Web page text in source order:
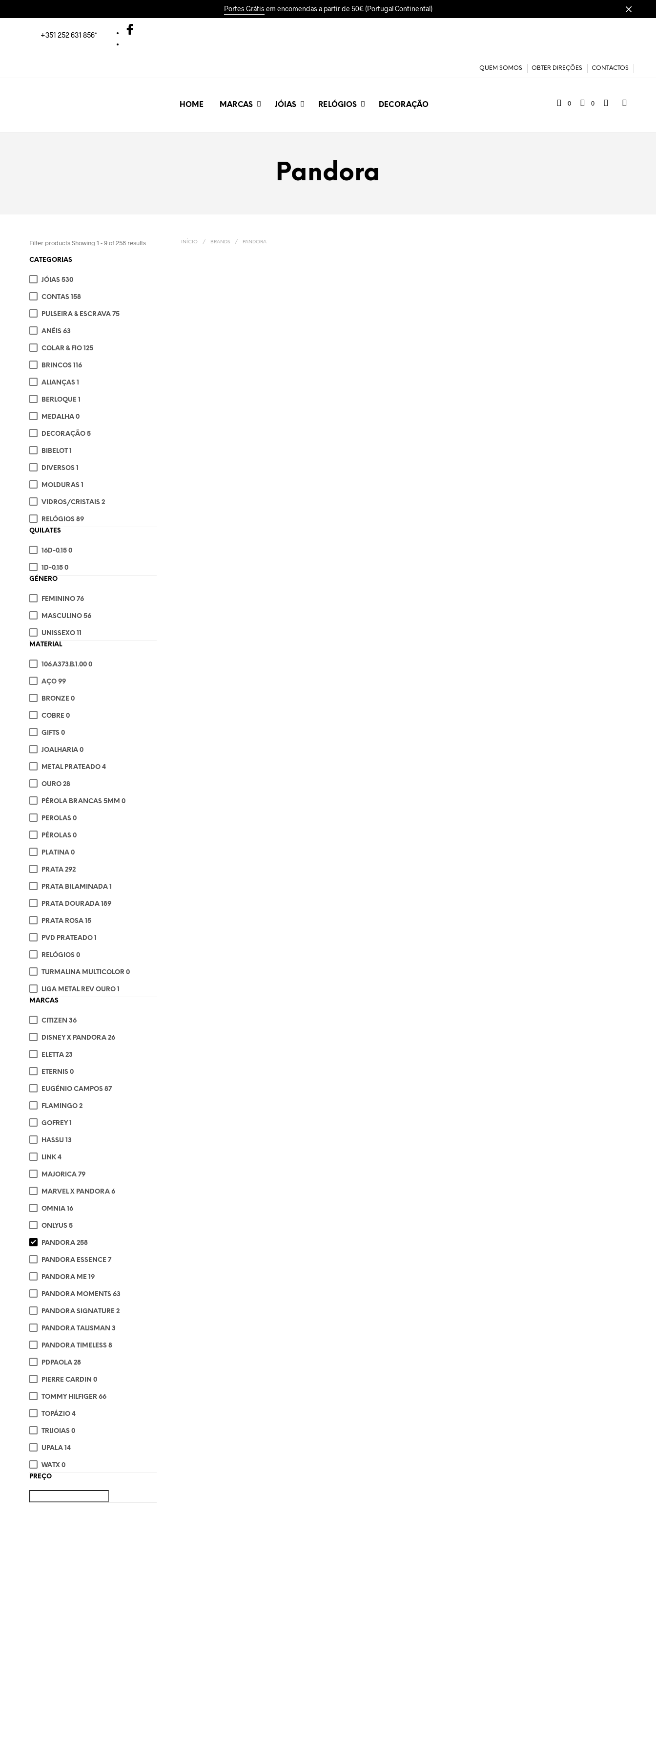
Portes Grátisem encomendas a partir de 50€ (Portugal Continental)
+351 252 631 856*
QUEM SOMOS OBTER DIREÇÕES CONTACTOS
HOME MARCAS JÓIAS RELÓGIOS DECORAÇÃO 0 0
Pandora
Filter productsShowing 1 - 9 of 258 results
CATEGORIAS
JÓIAS 530
CONTAS 158
PULSEIRA & ESCRAVA 75
ANÉIS 63
COLAR & FIO 125
BRINCOS 116
ALIANÇAS
BERLOQUE
MEDALHA 0
DECORAÇÃO 5
BIBELOT
DIVERSOS
MOLDURAS
VIDROS/CRISTAIS 2
RELÓGIOS 89
QUILATES
16D-0.15 0
1D-0.15 0
GÉNERO
FEMININO 76
MASCULINO 56
UNISSEXO
MATERIAL
106.A373.B.1.00 0
AÇO 99
BRONZE 0
COBRE 0
GIFTS 0
JOALHARIA 0
METAL PRATEADO 4
OURO 28
PÉROLA BRANCAS 5MM 0
PEROLAS 0
PÉROLAS 0
PLATINA 0
PRATA 292
PRATA BILAMINADA
PRATA DOURADA 189
PRATA ROSA 15
PVD PRATEADO
RELÓGIOS 0
TURMALINA MULTICOLOR 0
LIGA METAL REV OURO
MARCAS
CITIZEN 36
DISNEY X PANDORA 26
ELETTA 23
ETERNIS 0
EUGÉNIO CAMPOS 87
FLAMINGO 2
GOFREY
HASSU 13
LINK4
MAJORICA 79
MARVEL X PANDORA 6
OMNIA 16
ONLYUS 5
PANDORA 258
PANDORA ESSENCE 7
PANDORA ME 19
PANDORA MOMENTS 63
PANDORA SIGNATURE 2
PANDORA TALISMAN 3
PANDORA TIMELESS 8
PDPAOLA 28
PIERRE CARDIN 0
TOMMY HILFIGER 66
TOPÁZIO 4
TRIJOIAS 0
UPALA 14
WATX 0
PREÇO
INÍCIO / BRANDS / PANDORA